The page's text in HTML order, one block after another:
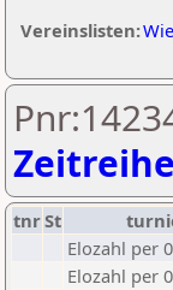
Vereinslisten:
Zeitreihe
tnrSt
Elozahl per
Elozahl per